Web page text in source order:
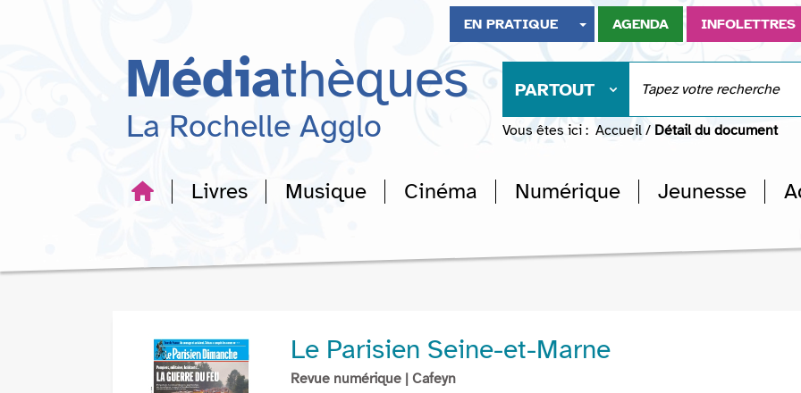
recherche
EN PRATIQUE AGENDA INFOLETTRES
Médiathèques
La Rochelle Agglo
PARTOUT
Vous êtes ici : Accueil / Détail du document
Livres Musique Cinéma Numérique Jeunesse
Le Parisien Seine-et-Marne
Revue numérique | Cafeyn